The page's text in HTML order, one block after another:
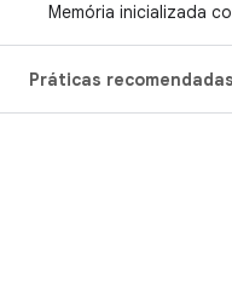
Memória inicializada
Práticas recomendadas